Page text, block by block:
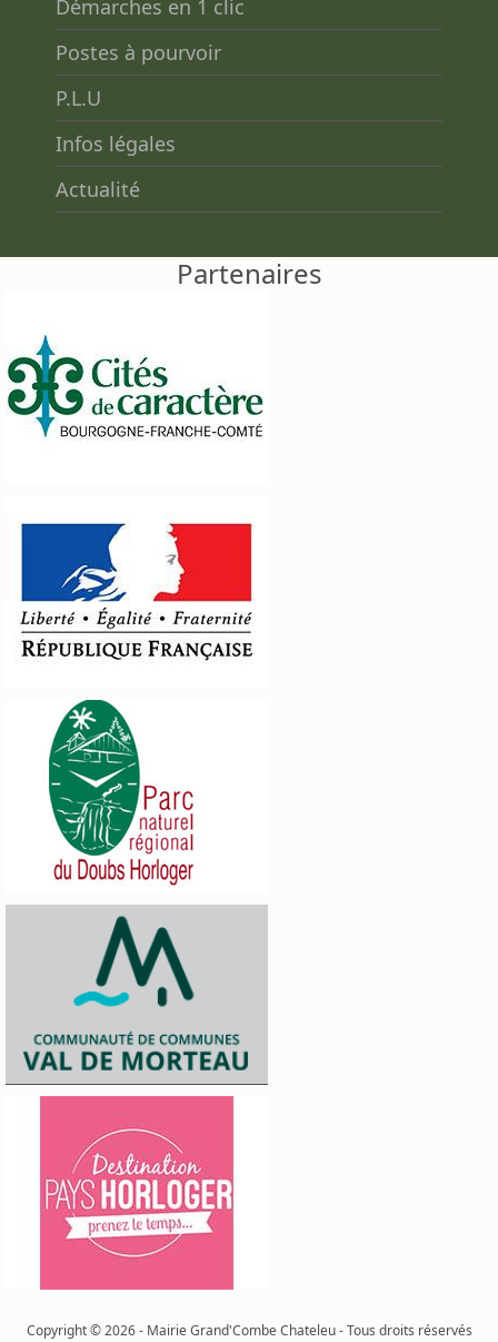
Démarches en 1 clic
Postes à pourvoir
P.L.U
Infos légales
Actualité
Partenaires
Copyright © 2026 - Mairie Grand'Combe Chateleu - Tous droits réservés